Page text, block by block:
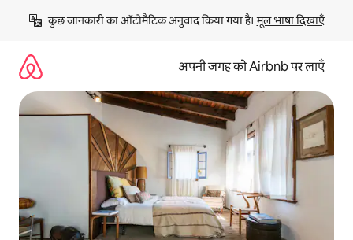
छोड़कर
कॉन्टेंट
कुछ जानकारी का ऑटोमैटिक अनुवाद किया गया है। मूल भाषा दिखाएँ
अपनी जगह को Airbnb पर लाएँ